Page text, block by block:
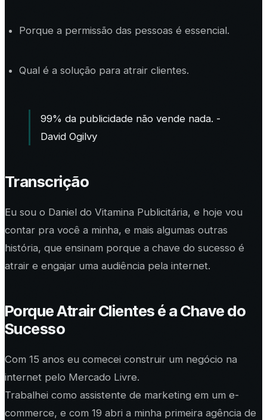
Porque a permissão das pessoas é essencial.
Qual é a solução para atrair clientes.
99% da publicidade não vende nada. -
David Ogilvy
Transcrição
Eu sou o Daniel do Vitamina Publicitária, e hoje vou
contar pra você a minha, e mais algumas outras
história, que ensinam porque a chave do sucesso é
atrair e engajar uma audiência pela internet.
Porque Atrair Clientes é a Chave do
Sucesso
Com 15 anos eu comecei construir um negócio na
internet pelo Mercado Livre.
Trabalhei como assistente de marketing em um e-
commerce, e com 19 abri a minha primeira agência de